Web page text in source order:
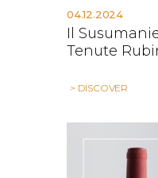
04.12.2024
Il
Tenute
> DISCOVER